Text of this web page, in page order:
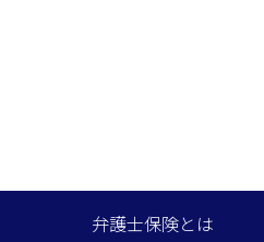
弁護士保険とは